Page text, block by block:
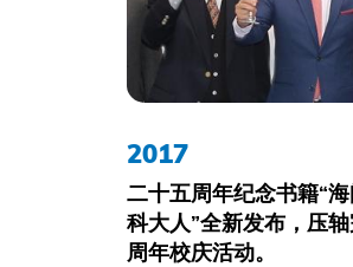
2017
二十五周年纪念书籍“
科大人”全新发布，压
周年校庆活动。